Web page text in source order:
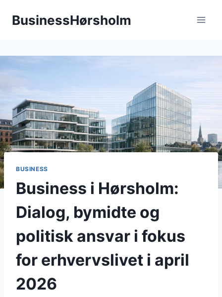
BusinessHørsholm
BUSINESS
Business i Hørsholm:
Dialog, bymidte og
politisk ansvar i fokus
for erhvervslivet i april
2026